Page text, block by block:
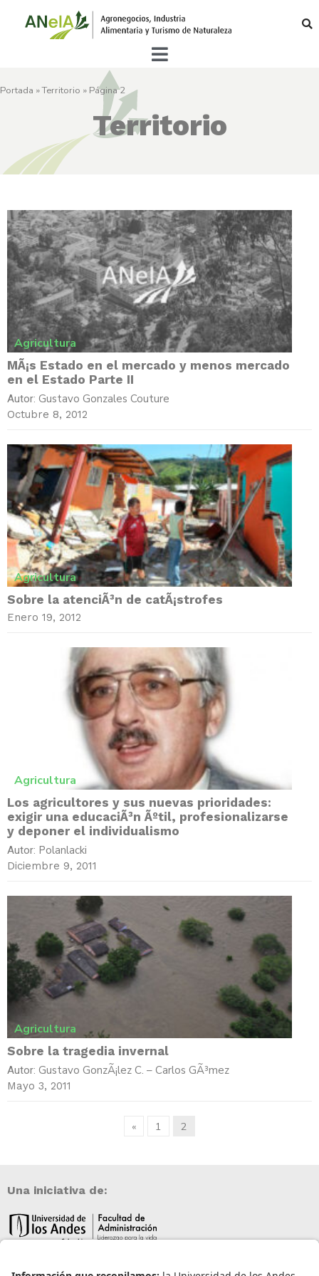
Portada »Territorio » Página 2
Territorio
Agricultura
MÃ¡s Estado en el mercado y menos mercado
en el Estado Parte II
Autor: Gustavo Gonzales Couture
Octubre 8, 2012
Agricultura
Sobre la atenciÃ³n de catÃ¡strofes
Enero 19, 2012
Agricultura
Los agricultores y sus nuevas prioridades:
exigir una educaciÃ³n Ãºtil, profesionalizarse
y deponer el individualismo
Autor: Polanlacki
Diciembre 9, 2011
Agricultura
Sobre la tragedia invernal
Autor: Gustavo GonzÃ¡lez C. – Carlos GÃ³mez
Mayo 3, 2011
« 1 2
Una iniciativa de: